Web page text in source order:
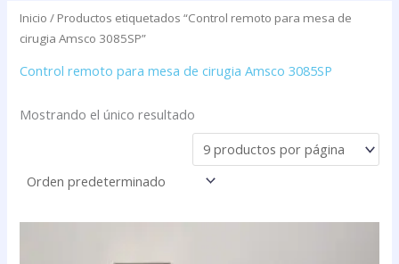
Inicio / Productos etiquetados “Control remoto para mesa de
cirugia Amsco 3085SP”
Control remoto para mesa de cirugia Amsco 3085SP
Mostrando el único resultado